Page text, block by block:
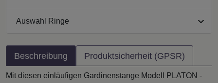
Auswahl Ringe
Beschreibung Produktsicherheit (GPSR)
Mit diesen einläufigen Gardinenstange Modell PLATON -